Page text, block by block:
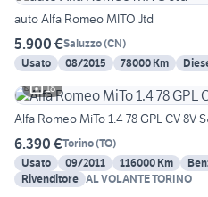
auto Alfa Romeo MITO Jtd
5.900 €Saluzzo(CN)
Usato
08/2015 78000 Km
18
Alfa Romeo MiTo 1.4 78 GPL CV 8V
6.390 €Torino(TO)
Usato
09/2011 116000 Km
Rivenditore AL VOLANTE TORINO